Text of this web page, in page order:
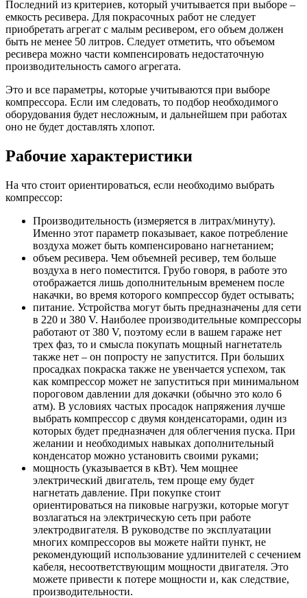
Последний из критериев, который учитывается при выборе –
емкость ресивера. Для покрасочных работ не следует
приобретать агрегат с малым ресивером, его объем должен
быть не менее 50 литров. Следует отметить, что объемом
ресивера можно части компенсировать недостаточную
производительность самого агрегата.
Это и все параметры, которые учитываются при выборе
компрессора. Если им следовать, то подбор необходимого
оборудования будет несложным, и дальнейшем при работах
оно не будет доставлять хлопот.
Рабочие характеристики
На что стоит ориентироваться, если необходимо выбрать
компрессор:
Производительность (измеряется в литрах/минуту).
Именно этот параметр показывает, какое потребление
воздуха может быть компенсировано нагнетанием;
объем ресивера. Чем объемней ресивер, тем больше
воздуха в него поместится. Грубо говоря, в работе это
отображается лишь дополнительным временем после
накачки, во время которого компрессор будет остывать;
питание. Устройства могут быть предназначены для сети
в 220 и 380 V. Наиболее производительные компрессоры
работают от 380 V, поэтому если в вашем гараже нет
трех фаз, то и смысла покупать мощный нагнетатель
также нет – он попросту не запустится. При больших
просадках покраска также не увенчается успехом, так
как компрессор может не запуститься при минимальном
пороговом давлении для докачки (обычно это коло 6
атм). В условиях частых просадок напряжения лучше
выбрать компрессор с двумя конденсаторами, один из
которых будет предназначен для облегчения пуска. При
желании и необходимых навыках дополнительный
конденсатор можно установить своими руками;
мощность (указывается в кВт). Чем мощнее
электрический двигатель, тем проще ему будет
нагнетать давление. При покупке стоит
ориентироваться на пиковые нагрузки, которые могут
возлагаться на электрическую сеть при работе
электродвигателя. В руководстве по эксплуатации
многих компрессоров вы можете найти пункт, не
рекомендующий использование удлинителей с сечением
кабеля, несоответствующим мощности двигателя. Это
можете привести к потере мощности и, как следствие,
производительности.